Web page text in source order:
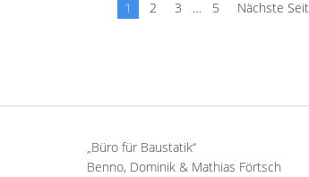
1 2 3 … 5 Nächste
„Büro für Baustatik“
Benno, Dominik & Mathias Förtsch